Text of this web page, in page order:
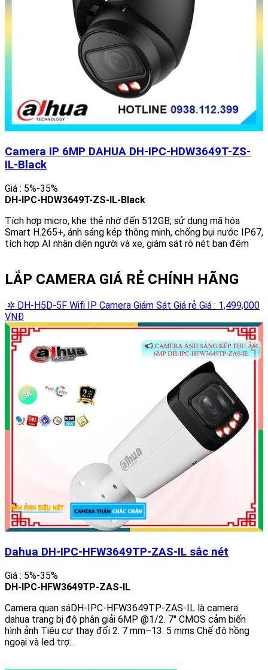
Camera IP 6MP DAHUA DH-IPC-HDW3649T-ZS-
IL-Black
Giá : 5%-35%
DH-IPC-HDW3649T-ZS-IL-Black
Tích hợp micro, khe thẻ nhớ đến 512GB; sử dụng mã hóa
Smart H.265+, ánh sáng kép thông minh, chống bụi nước IP67,
tích hợp AI nhận diện người và xe, giám sát rõ nét ban đêm
LẮP CAMERA GIÁ RẺ CHÍNH HÃNG
✲ DH-H5D-5F Wifi IP Camera Giám Sát Giá rẻ Giá : 1,499,000
VNĐ
Dahua DH-IPC-HFW3649TP-ZAS-IL sắc nét
Giá : 5%-35%
DH-IPC-HFW3649TP-ZAS-IL
Camera quan sáDH-IPC-HFW3649TP-ZAS-IL là camera
dahua trang bị độ phân giải 6MP @1/2. 7" CMOS cảm biến
hình ảnh Tiêu cự thay đổi 2. 7 mm–13. 5 mms Chế độ hồng
ngoại và led trợ...